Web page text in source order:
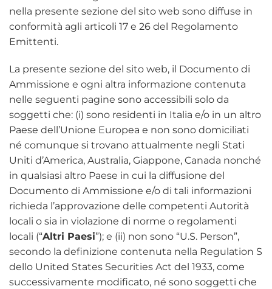
nella presente sezione del sito web sono diffuse in
conformità agli articoli 17 e 26 del Regolamento
Emittenti.
La presente sezione del sito web, il Documento di
Ammissione e ogni altra informazione contenuta
nelle seguenti pagine sono accessibili solo da
soggetti che: (i) sono residenti in Italia e/o in un altro
Paese dell’Unione Europea e non sono domiciliati
né comunque si trovano attualmente negli Stati
Uniti d’America, Australia, Giappone, Canada nonché
in qualsiasi altro Paese in cui la diffusione del
Documento di Ammissione e/o di tali informazioni
richieda l’approvazione delle competenti Autorità
locali o sia in violazione di norme o regolamenti
locali (“Altri Paesi”); e (ii) non sono “U.S. Person”,
secondo la definizione contenuta nella Regulation S
dello United States Securities Act del 1933, come
successivamente modificato, né sono soggetti che